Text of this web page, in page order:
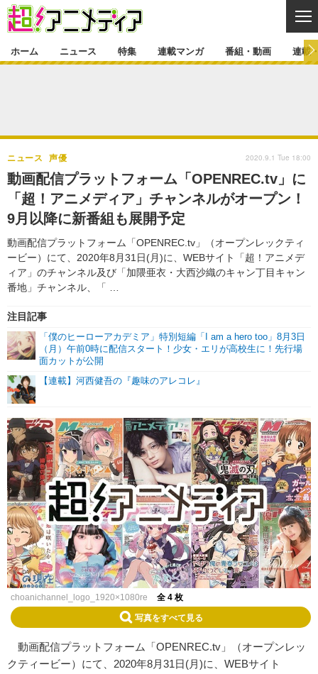
ゲーム・アプリ マンガ
グッズ イベント
声優
舞台 新帝スタ
特集一覧 カバー
ラキりす
連載マンガ
連載マンガ一覧
番組・動画
番組・動画一覧 ラジオ
動画
連載・ブログ
連載・ブログ一覧
編集部ブログ・お知らせ
ホーム ニュース 特集 連載マンガ 番組・動画 連載
動画配信プラットフォーム「OPENREC.tv」に
「超！アニメディア」チャンネルがオープン！
9月以降に新番組も展開予定
動画配信プラットフォーム「OPENREC.tv」（オープンレックティ
ービー）にて、2020年8月31日(月)に、WEBサイト「超！アニメデ
ィア」のチャンネル及び「加隈亜衣・大西沙織のキャン丁目キャン
番地」チャンネル、「 …
ニュース 声優
注目記事
「僕のヒーローアカデミア」特別短編「I am a hero too」8月3日
（月）午前0時に配信スタート！少女・エリが高校生に！先行場
面カットが公開
【連載】河西健吾の『趣味のアレコレ』
2020.9.1 Tue 18:00
choanichannel_logo_1920×1080re 全 4 枚
写真をすべて見る
動画配信プラットフォーム「OPENREC.tv」（オープンレッ
クティービー）にて、2020年8月31日(月)に、WEBサイト